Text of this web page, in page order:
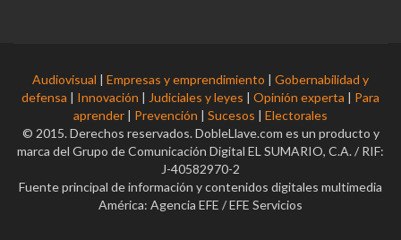
Audiovisual | Empresas y emprendimiento | Gobernabilidad y
defensa | Innovación | Judiciales y leyes | Opinión experta | Para
aprender | Prevención | Sucesos | Electorales
© 2015. Derechos reservados. DobleLlave.com es un producto y
marca del Grupo de Comunicación Digital EL SUMARIO, C.A. / RIF:
J-40582970-2
Fuente principal de información y contenidos digitales multimedia
América: Agencia EFE / EFE Servicios